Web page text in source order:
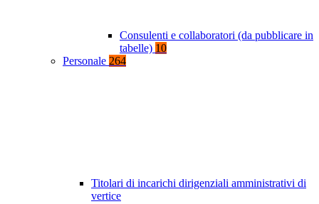
Consulenti e collaboratori (da pubblicare in
tabelle) 10
Personale 264
Titolari di incarichi dirigenziali amministrativi di
vertice